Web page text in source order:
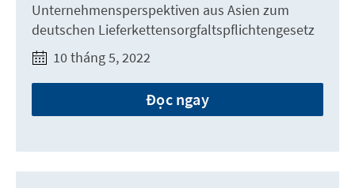
Unternehmensperspektiven aus Asien zum
deutschen Lieferkettensorgfaltspflichtengesetz
10 tháng 5, 2022
Đọc ngay